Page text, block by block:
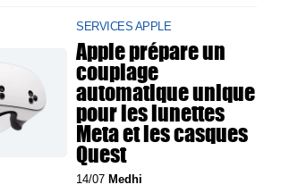
SERVICES APPLE
Apple prépare un
couplage
automatique unique
pour les lunettes
Meta et les casques
Quest
14/07 Medhi